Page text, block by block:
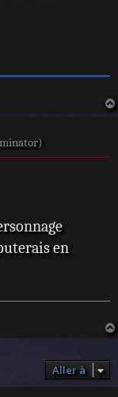
en
Aller à